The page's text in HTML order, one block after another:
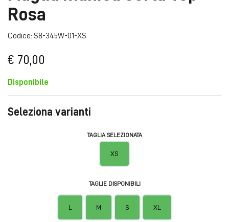
Rosa
Codice: S8-345W-01-XS
€ 70,00
Disponibile
Seleziona varianti
TAGLIA SELEZIONATA
XS
TAGLIE DISPONIBILI
L M S XL